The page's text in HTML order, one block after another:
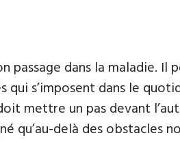
dans la maladie.
s’imposent dans le
mettre un pas devant
qu’au-delà des